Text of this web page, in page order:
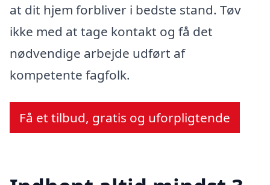
at dit hjem forbliver i bedste stand. Tøv
ikke med at tage kontakt og få det
nødvendige arbejde udført af
kompetente fagfolk.
Få et tilbud, gratis og uforpligtende